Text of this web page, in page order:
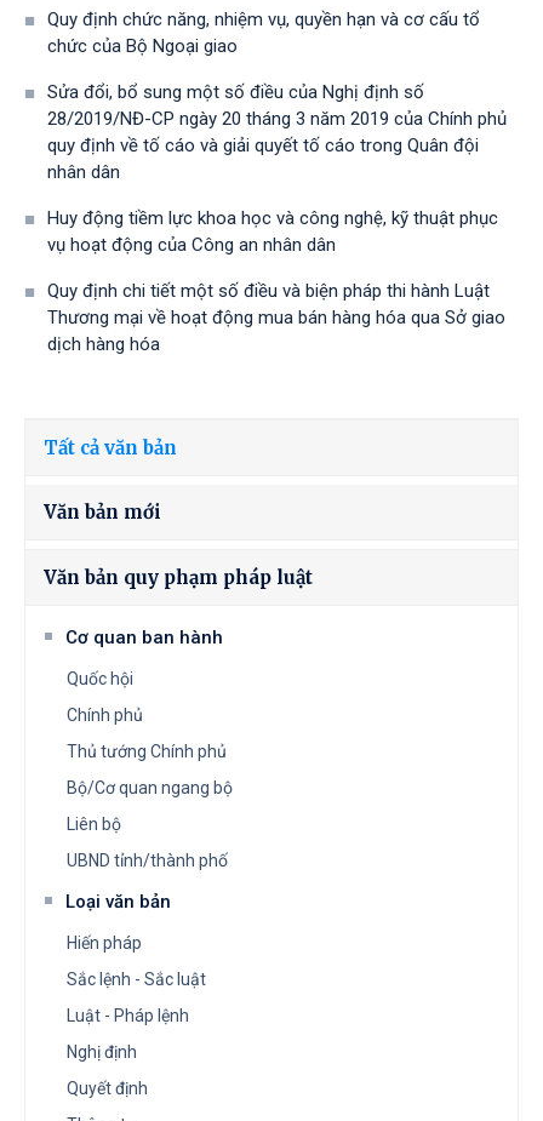
Quy định chức năng, nhiệm vụ, quyền hạn và cơ cấu tổ
chức của Bộ Ngoại giao
Sửa đổi, bổ sung một số điều của Nghị định số
28/2019/NĐ-CР ngày 20 tháng 3 năm 2019 của Chính phủ
quy định về tố cáo và giải quyết tố cáo trong Quân đội
nhân dân
Huy động tiềm lực khoa học và công nghệ, kỹ thuật phục
vụ hoạt động của Công an nhân dân
Quy định chi tiết một số điều và biện pháp thi hành Luật
Thương mại về hoạt động mua bán hàng hóa qua Sở giao
dịch hàng hóa
Tất cả văn bản
Văn bản mới
Văn bản quy phạm pháp luật
Cơ quan ban hành
Quốc hội
Chính phủ
Thủ tướng Chính phủ
Bộ/Cơ quan ngang bộ
Liên bộ
UBND tỉnh/thành phố
Loại văn bản
Hiến pháp
Sắc lệnh - Sắc luật
Luật - Pháp lệnh
Nghị định
Quyết định